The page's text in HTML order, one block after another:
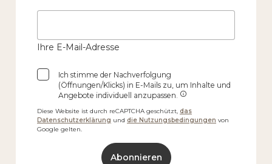
Ihre E-Mail-Adresse
Ich stimme der Nachverfolgung
(Öffnungen/Klicks) in E-Mails zu, um Inhalte und
Angebote individuell anzupassen.
Diese Website ist durch reCAPTCHA geschützt, das
Datenschutzerklärung und die Nutzungsbedingungen von
Google gelten.
Abonnieren